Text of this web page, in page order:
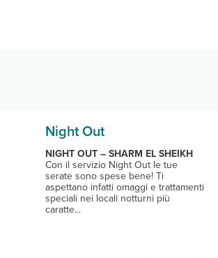
Night Out
NIGHT OUT – SHARM EL SHEIKH
Con il servizio Night Out le tue
serate sono spese bene! Ti
aspettano infatti omaggi e trattamenti
speciali nei locali notturni più
caratte...